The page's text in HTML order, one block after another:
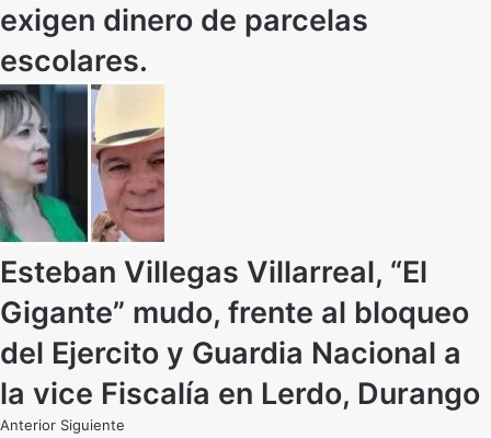
exigen dinero de parcelas
escolares.
Esteban Villegas Villarreal, “El
Gigante” mudo, frente al bloqueo
del Ejercito y Guardia Nacional a
la vice Fiscalía en Lerdo, Durango
Anterior Siguiente